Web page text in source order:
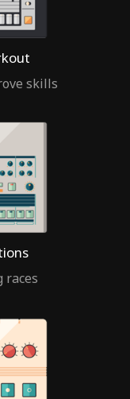
skills
races